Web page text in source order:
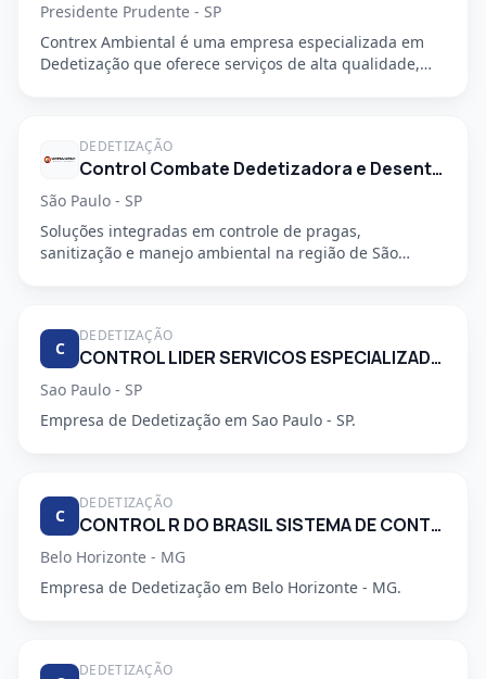
Presidente Prudente - SP
Contrex Ambiental é uma empresa especializada em
Dedetização que oferece serviços de alta qualidade,
DEDETIZAÇÃO
Control Combate Dedetizadora e Desentupidora
São Paulo - SP
Soluções integradas em controle de pragas,
sanitização e manejo ambiental na região de São
C
DEDETIZAÇÃO
CONTROL LIDER SERVICOS ESPECIALIZADOS LTDA
Sao Paulo - SP
Empresa de Dedetização em Sao Paulo - SP.
C
DEDETIZAÇÃO
CONTROL R DO BRASIL SISTEMA DE CONTROLE AMBIENTAL LTDA
Belo Horizonte - MG
Empresa de Dedetização em Belo Horizonte - MG.
DEDETIZAÇÃO